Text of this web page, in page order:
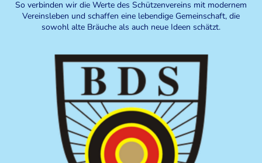
So verbinden wir die Werte des Schützenvereins mit modernem
Vereinsleben und schaffen eine lebendige Gemeinschaft, die
sowohl alte Bräuche als auch neue Ideen schätzt.